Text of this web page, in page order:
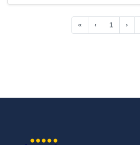
« ‹ 1 ›